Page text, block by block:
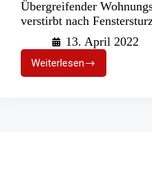
Übergreifender
verstirbt nach
13. April 2022
WeiterlesenÜbergreifender
Wohnungsbrand: